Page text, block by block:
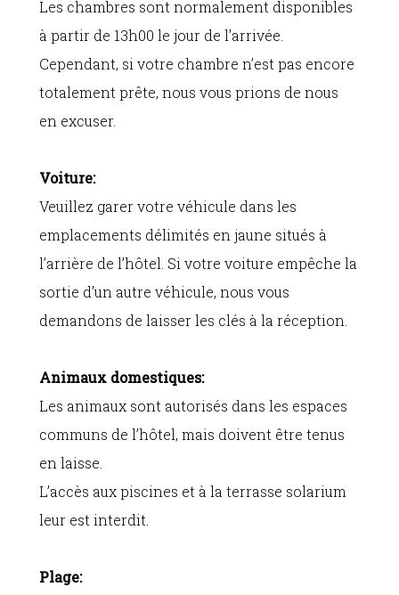
Les chambres sont normalement disponibles
à partir de 13h00 le jour de l’arrivée.
Cependant, si votre chambre n’est pas encore
totalement prête, nous vous prions de nous
en excuser.
Voiture:
Veuillez garer votre véhicule dans les
emplacements délimités en jaune situés à
l’arrière de l’hôtel. Si votre voiture empêche la
sortie d’un autre véhicule, nous vous
demandons de laisser les clés à la réception.
Animaux domestiques:
Les animaux sont autorisés dans les espaces
communs de l’hôtel, mais doivent être tenus
en laisse.
L’accès aux piscines et à la terrasse solarium
leur est interdit.
Plage: